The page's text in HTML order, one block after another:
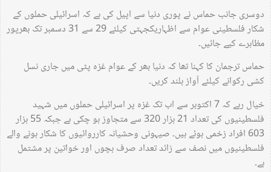
دوسری جانب حماس نے پوری دنیا سے اپیل کی ہے کہ اسرائیلی حملوں کے
شکار فلسطینی عوام سے اظہاریکجہتی کیلئے 29 سے 31 دسمبر تک بھرپور
مظاہرے کیے جائیں۔
حماس ترجمان کا کہنا تھا کہ دنیا بھر کے عوام غزہ پٹی میں جاری نسل
کشی رکوانے کیلئے آواز بلند کریں۔
خیال رہے کہ 7 اکتوبر سے اب تک غزہ پر اسرائیلی حملوں میں شہید
فلسطینیوں کی تعداد 21 ہزار 320 سے متجاوز ہو چکی ہے جبکہ 55 ہزار
603 افراد زخمی ہوئے ہیں۔ صیہونی وحشیانہ کارروائیوں کا شکار ہونے والے
فلسطینیوں میں نصف سے زائد تعداد صرف بچوں اور خواتین پر مشتمل
ہے۔